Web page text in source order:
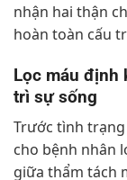
nhận hai thận
hoàn toàn cấu
Lọc máu định
trì sự sống
Trước tình
cho bệnh nhân
giữa thẩm tách